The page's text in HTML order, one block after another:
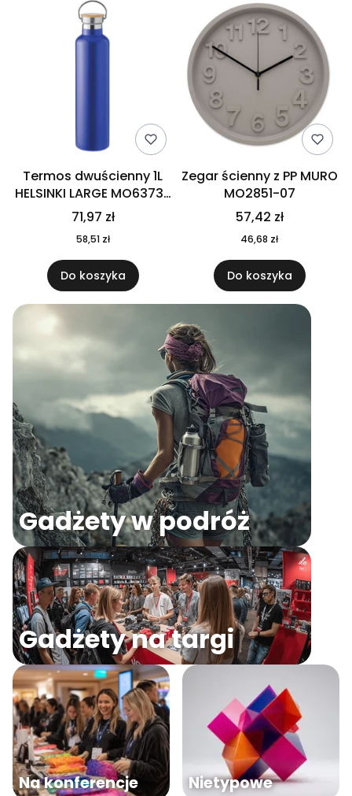
Termos dwuścienny 1L
HELSINKI LARGE MO6373-
04
71,97 zł
58,51 zł
Do koszyka
Zegar ścienny z PP MURO
MO2851-07
57,42 zł
46,68 zł
Do koszyka
Gadżety w podróż
Gadżety na targi
Na konferencje Nietypowe